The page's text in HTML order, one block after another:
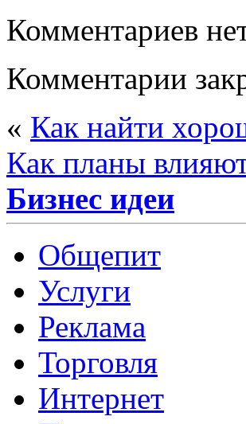
Комментариев
Комментарии
« Как найти
Как планы
Бизнес идеи
Общепит
Услуги
Реклама
Торговля
Интернет